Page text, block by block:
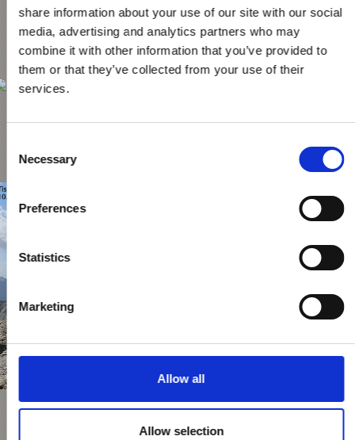
share information about your use of our site with our social
media, advertising and analytics partners who may
combine it with other information that you’ve provided to
them or that they’ve collected from your use of their
services.
Selection
Necessary
Preferences
Statistics
Marketing
Allow all
Allow selection
Dolna stacja Maso Corto
Webcam öffnen
Górna stacja Grawand
Widok na miejsce odnalezienia Ötziego